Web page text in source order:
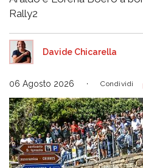
Rally2
Davide Chicarella
06 Agosto 2026 Condividi